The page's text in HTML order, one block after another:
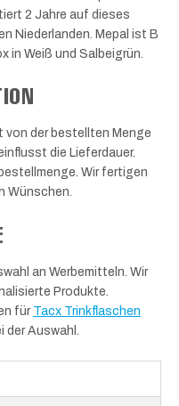
2 Jahre auf dieses
Niederlanden. Mepal ist B
in Weiß und Salbeigrün.
von der bestellten Menge
die Lieferdauer.
Wir fertigen
Wünschen.
an Werbemitteln. Wir
Produkte.
für Tacx Trinkflaschen
der Auswahl.